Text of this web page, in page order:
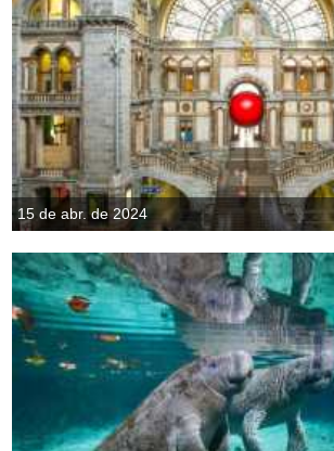
15 de abr. de 2024